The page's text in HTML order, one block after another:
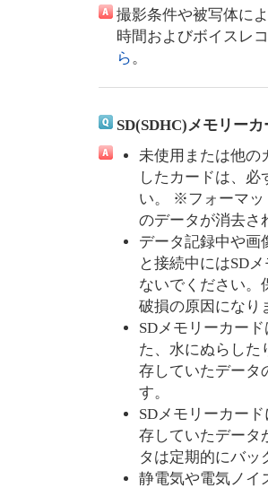
撮影条件や被写体に
時間およびボイスレ
ら。
SD(SDHC)メモリー
未使用または他の
したカードは、必
い。 ※フォーマッ
のデータが消去さ
データ記録中や画
と接続中にはSD
ないでください。
破損の原因になり
SDメモリーカー
た、水にぬらした
存していたデータ
す。
SDメモリーカー
存していたデータ
タは定期的にバッ
静電気や電気ノイ